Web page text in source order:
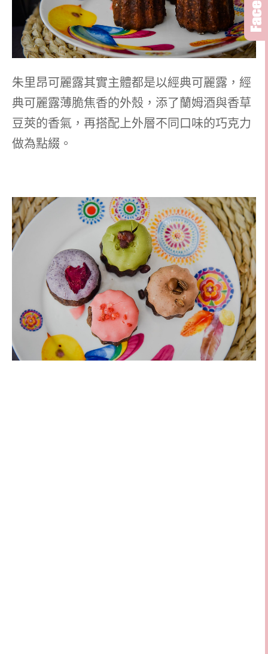
朱里昂可麗露其實主體都是以經典可麗露，經
典可麗露薄脆焦香的外殼，添了蘭姆酒與香草
豆莢的香氣，再搭配上外層不同口味的巧克力
做為點綴。